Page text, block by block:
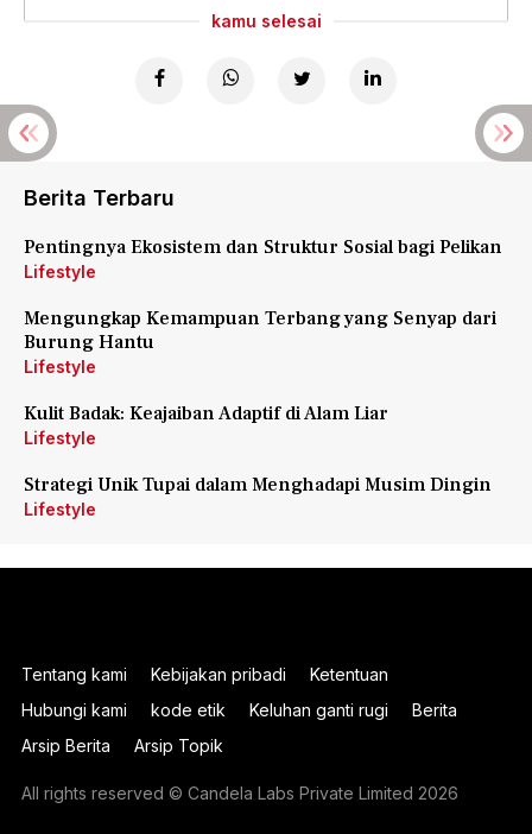
kamu selesai
Berita Terbaru
Pentingnya Ekosistem dan Struktur Sosial bagi Pelikan
Lifestyle
Mengungkap Kemampuan Terbang yang Senyap dari
Burung Hantu
Lifestyle
Kulit Badak: Keajaiban Adaptif di Alam Liar
Lifestyle
Strategi Unik Tupai dalam Menghadapi Musim Dingin
Lifestyle
Tentang kami Kebijakan pribadi
Ketentuan
Hubungi kami
kode etik Keluhan ganti rugi
Berita
Arsip Berita
Arsip Topik
All rights reserved © Candela Labs Private Limited 2026